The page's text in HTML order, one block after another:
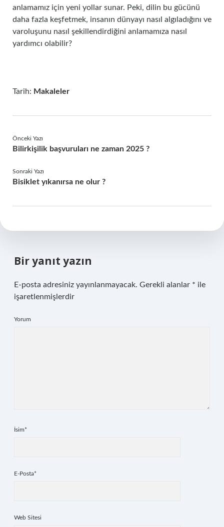
anlamamız için yeni yollar sunar. Peki, dilin bu gücünü
daha fazla keşfetmek, insanın dünyayı nasıl algıladığını ve
varoluşunu nasıl şekillendirdiğini anlamamıza nasıl
yardımcı olabilir?
Tarih: Makaleler
Önceki Yazı
Bilirkişilik başvuruları ne zaman 2025 ?
Sonraki Yazı
Bisiklet yıkanırsa ne olur ?
Bir yanıt yazın
E-posta adresiniz yayınlanmayacak. Gerekli alanlar * ile
işaretlenmişlerdir
Yorum
İsim*
E-Posta*
Web Sitesi